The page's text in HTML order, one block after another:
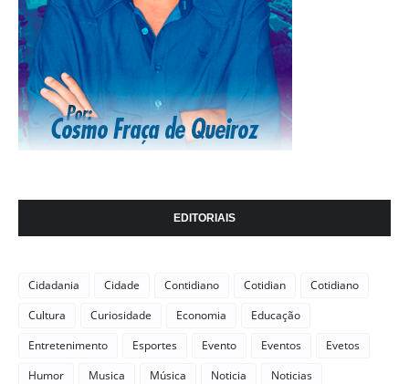
EDITORIAIS
Cidadania Cidade Contidiano Cotidian
Cotidiano
Cultura
Curiosidade Economia
Educação
Entretenimento
Esportes Evento Eventos
Evetos
Humor
Musica Música Noticia
Noticias